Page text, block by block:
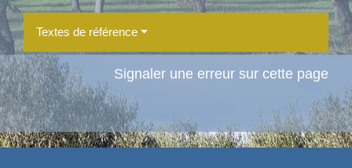
Textes de référence
Signaler une erreur sur cette page